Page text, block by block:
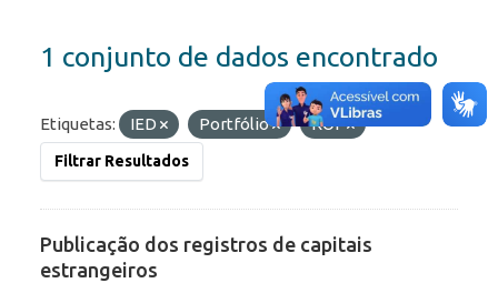
1 conjunto de dados encontrado
Etiquetas: IED Portfólio ROF
Filtrar Resultados
Publicação dos registros de capitais
estrangeiros